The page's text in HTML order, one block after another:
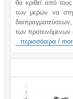
θα κριθεί από
των μερών να
των προτεινόμενων
περισσότερα /